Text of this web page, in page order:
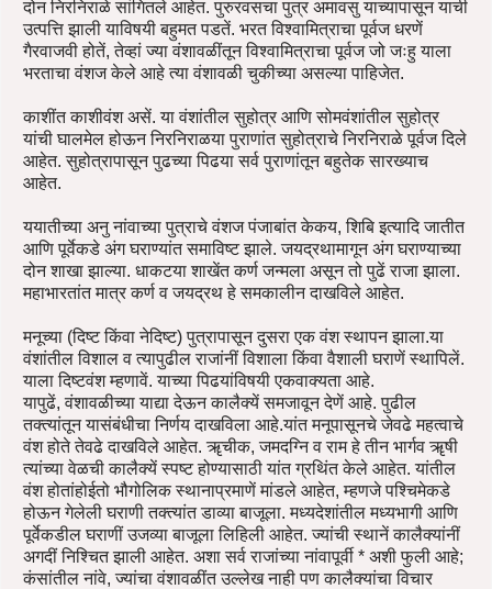
दोन निरनिराळे सांगितले आहेत. पुरुरवसचा पुत्र अमावसु याच्यापासून याची
उत्पत्ति झाली याविषयी बहुमत पडतें. भरत विश्वामित्राचा पूर्वज धरणें
गैरवाजवी होतें, तेव्हां ज्या वंशावळींतून विश्वामित्राचा पूर्वज जो जःहु याला
भरताचा वंशज केले आहे त्या वंशावळी चुकीच्या असल्या पाहिजेत.
काशींत काशीवंश असें. या वंशांतील सुहोत्र आणि सोमवंशांतील सुहोत्र
यांची घालमेल होऊन निरनिराळया पुराणांत सुहोत्राचे निरनिराळे पूर्वज दिले
आहेत. सुहोत्रापासून पुढच्या पिढया सर्व पुराणांतून बहुतेक सारख्याच
आहेत.
ययातीच्या अनु नांवाच्या पुत्राचे वंशज पंजाबांत केकय, शिबि इत्यादि जातीत
आणि पूर्वेकडे अंग घराण्यांत समाविष्ट झाले. जयद्रथामागून अंग घराण्याच्या
दोन शाखा झाल्या. धाकटया शाखेंत कर्ण जन्मला असून तो पुढें राजा झाला.
महाभारतांत मात्र कर्ण व जयद्रथ हे समकालीन दाखविले आहेत.
मनूच्या (दिष्ट किंवा नेदिष्ट) पुत्रापासून दुसरा एक वंश स्थापन झाला.या
वंशांतील विशाल व त्यापुढील राजांनीं विशाला किंवा वैशाली घराणें स्थापिलें.
याला दिष्टवंश म्हणावें. याच्या पिढयांविषयी एकवाक्यता आहे.
यापुढें, वंशावळीच्या याद्या देऊन कालैक्यें समजावून देणें आहे. पुढील
तक्त्यांतून यासंबंधीचा निर्णय दाखविला आहे.यांत मनूपासूनचे जेवढे महत्वाचे
वंश होते तेवढे दाखविले आहेत. ॠचीक, जमदग्नि व राम हे तीन भार्गव ॠषी
त्यांच्या वेळची कालैक्यें स्पष्ट होण्यासाठी यांत ग्रथिंत केले आहेत. यांतील
वंश होतांहोईतो भौगोलिक स्थानाप्रमाणें मांडले आहेत, म्हणजे पश्चिमेकडे
होऊन गेलेली घराणी तक्त्यांत डाव्या बाजूला. मध्यदेशांतील मध्यभागी आणि
पूर्वेकडील घराणीं उजव्या बाजूला लिहिली आहेत. ज्यांची स्थानें कालैक्यांनीं
अगदीं निश्चित झाली आहेत. अशा सर्व राजांच्या नांवापूर्वी * अशी फुली आहे;
कंसांतील नांवे, ज्यांचा वंशावळींत उल्लेख नाही पण कालैक्यांचा विचार